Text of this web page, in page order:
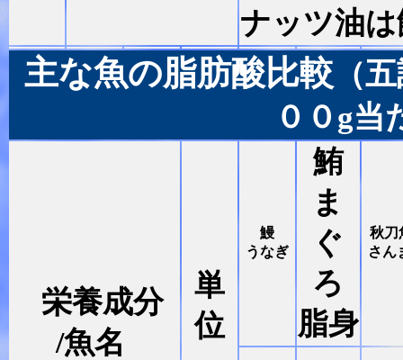
ナッツ油
主な魚の脂肪酸比較 （
００g当
栄養成分
/魚名
単
位
鰻
うなぎ
鮪
ま
ぐ
ろ
脂身
秋刀
さん